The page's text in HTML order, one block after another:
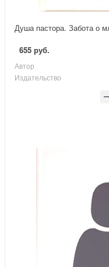
Душа пастора. Забота о
655 руб.
Автор
Издательство